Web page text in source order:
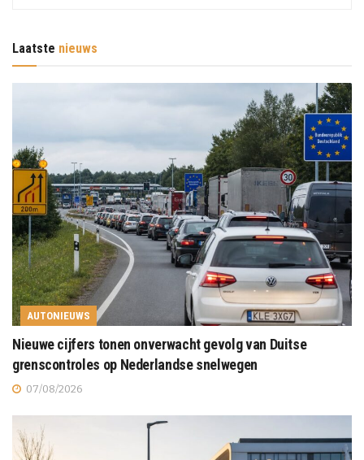
Laatste nieuws
AUTONIEUWS
Nieuwe cijfers tonen onverwacht gevolg van Duitse
grenscontroles op Nederlandse snelwegen
07/08/2026